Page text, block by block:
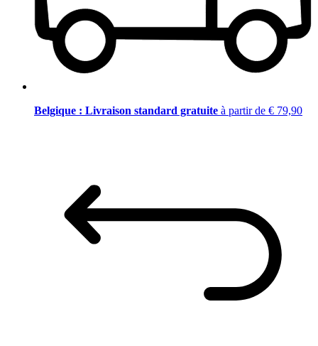
Belgique : Livraison standard gratuite à partir de € 79,90